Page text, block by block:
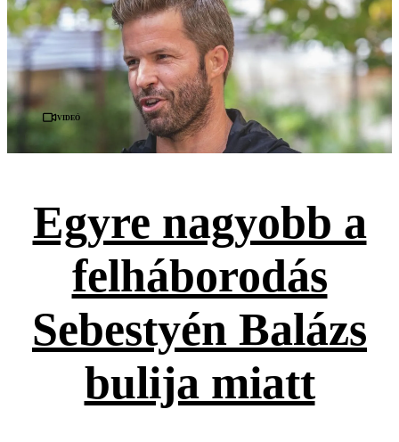
Videó
Egyre nagyobb a
felháborodás
Sebestyén Balázs
bulija miatt